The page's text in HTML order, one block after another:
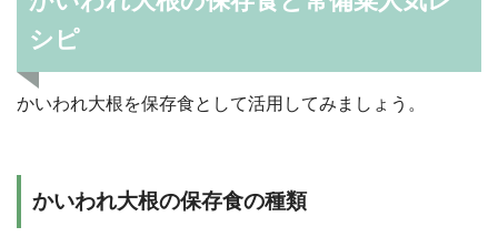
シピ
かいわれ大根を保存食として活用してみましょう。
かいわれ大根の保存食の種類